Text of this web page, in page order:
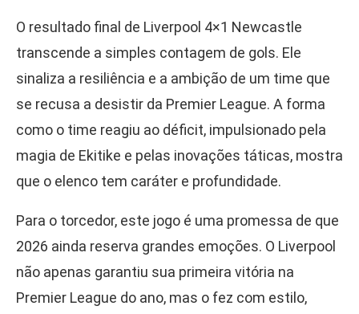
O resultado final de Liverpool 4×1 Newcastle
transcende a simples contagem de gols. Ele
sinaliza a resiliência e a ambição de um time que
se recusa a desistir da Premier League. A forma
como o time reagiu ao déficit, impulsionado pela
magia de Ekitike e pelas inovações táticas, mostra
que o elenco tem caráter e profundidade.
Para o torcedor, este jogo é uma promessa de que
2026 ainda reserva grandes emoções. O Liverpool
não apenas garantiu sua primeira vitória na
Premier League do ano, mas o fez com estilo,